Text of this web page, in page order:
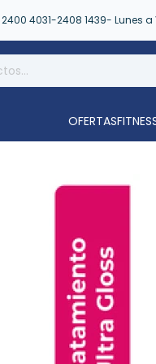
2400 4031-2408 1439- Lunes
OFERTAS